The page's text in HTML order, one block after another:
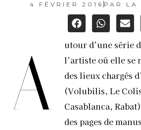
4 FÉVRIER 2016 PAR LA
A
utour d’une série
l’artiste où elle se
des lieux chargés
(Volubilis, Le
Casablanca,
des pages de